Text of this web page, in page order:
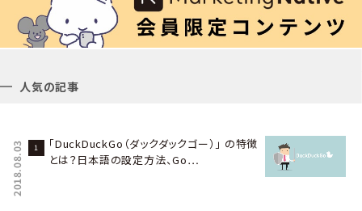
人気の記事
2018.08.03
「DuckDuckGo（ダックダックゴー）」 の特徴
とは？日本語の設定方法、Go…